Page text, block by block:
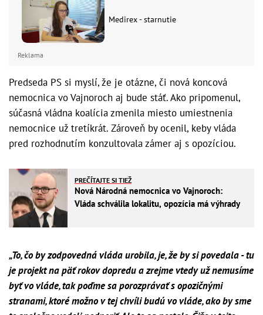
Medirex - starnutie
Reklama
Predseda PS si myslí, že je otázne, či nová koncová
nemocnica vo Vajnoroch aj bude stáť. Ako pripomenul,
súčasná vládna koalícia zmenila miesto umiestnenia
nemocnice už tretíkrát. Zároveň by ocenil, keby vláda
pred rozhodnutím konzultovala zámer aj s opozíciou.
PREČÍTAJTE SI TIEŽ
Nová Národná nemocnica vo Vajnoroch:
Vláda schválila lokalitu, opozícia má výhrady
„To, čo by zodpovedná vláda urobila, je, že by si povedala - tu
je projekt na päť rokov dopredu a zrejme vtedy už nemusíme
byť vo vláde, tak poďme sa porozprávať s opozičnými
stranami, ktoré možno v tej chvíli budú vo vláde, ako by sme